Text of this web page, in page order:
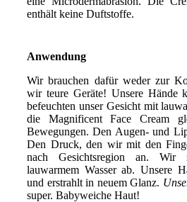
enthält keine Duftstoffe.
Anwendung
Wir brauchen dafür weder zur
wir teure Geräte! Unsere Hände
befeuchten unser Gesicht mit
die Magnificent Face Cream
Bewegungen. Den Augen- und
Den Druck, den wir mit den
nach Gesichtsregion an. Wir
lauwarmem Wasser ab. Unsere
und erstrahlt in neuem Glanz.
super. Babyweiche Haut!